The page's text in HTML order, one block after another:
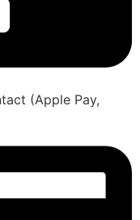
(Apple Pay,